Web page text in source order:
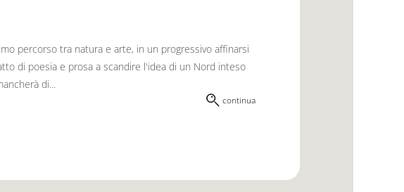
percorso tra natura e arte, in un progressivo affinarsi
di poesia e prosa a scandire l'idea di un Nord inteso
di...
continua